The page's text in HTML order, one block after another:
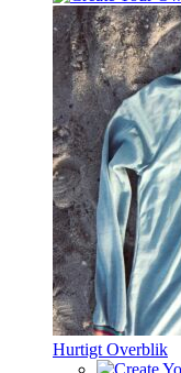
Hurtigt Overblik